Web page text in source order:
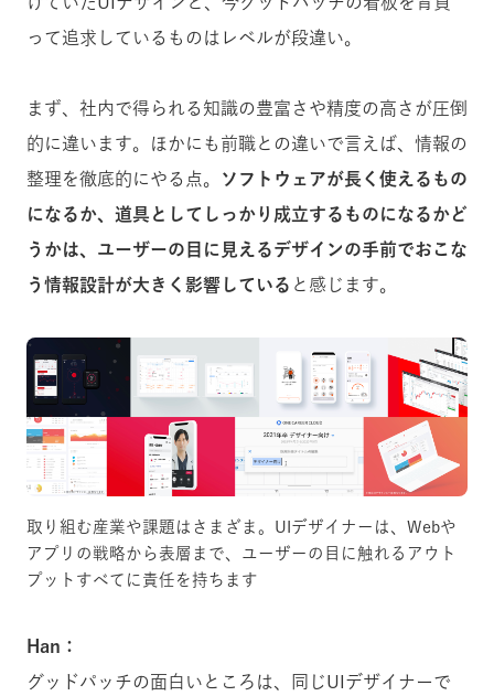
って追求しているものはレベルが段違い。
まず、社内で得られる知識の豊富さや精度の高さが圧倒
的に違います。ほかにも前職との違いで言えば、情報の
整理を徹底的にやる点。
ソフトウェアが長く使えるもの
になるか、道具としてしっかり成立するものになるかど
うかは、ユーザーの目に見えるデザインの手前でおこな
う情報設計が大きく影響している と感じます。
取り組む産業や課題はさまざま。UIデザイナーは、Webや
アプリの戦略から表層まで、ユーザーの目に触れるアウト
プットすべてに責任を持ちます
Han：
グッドパッチの面白いところは、同じUIデザイナーで